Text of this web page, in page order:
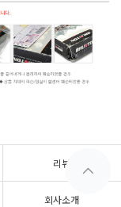
리뷰
회사소개